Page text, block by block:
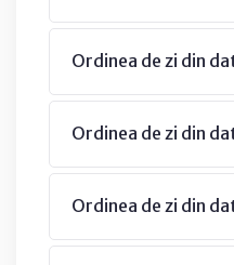
Ordinea de zi din
Ordinea de zi din
Ordinea de zi din